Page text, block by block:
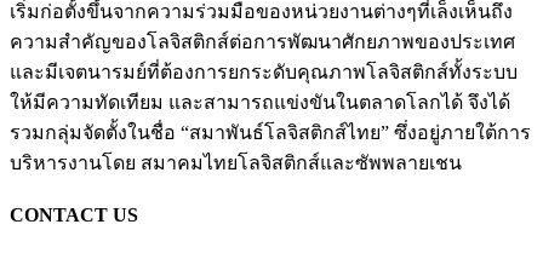
เริ่มก่อตั้งขึ้นจากความร่วมมือของหน่วยงานต่างๆที่เล็งเห็นถึง
ความสำคัญของโลจิสติกส์ต่อการพัฒนาศักยภาพของประเทศ
และมีเจตนารมย์ที่ต้องการยกระดับคุณภาพโลจิสติกส์ทั้งระบบ
ให้มีความทัดเทียม และสามารถแข่งขันในตลาดโลกได้ จึงได้
รวมกลุ่มจัดตั้งในชื่อ “สมาพันธ์โลจิสติกส์ไทย” ซึ่งอยู่ภายใต้การ
บริหารงานโดย สมาคมไทยโลจิสติกส์และซัพพลายเชน
CONTACT US